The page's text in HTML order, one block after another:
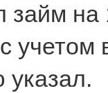
на
указал.